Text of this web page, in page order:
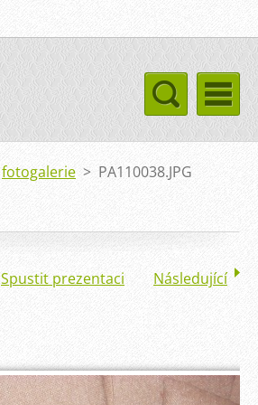
fotogalerie > PA110038.JPG
Spustit prezentaci Následující